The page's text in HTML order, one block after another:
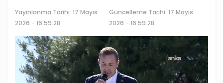
Yayınlanma Tarihi: 17 Mayıs
2026 - 16:59:28
Güncelleme Tarihi: 17 Mayıs
2026 - 16:59:28